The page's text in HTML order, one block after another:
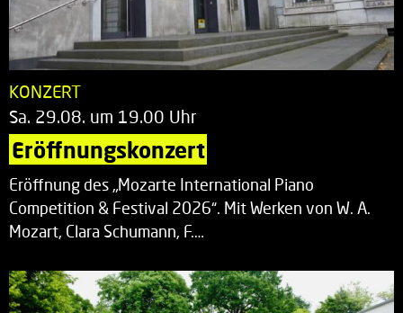
KONZERT
Sa. 29.08. um 19.00 Uhr
Eröffnungskonzert
Eröffnung des „Mozarte International Piano
Competition & Festival 2026“. Mit Werken von W. A.
Mozart, Clara Schumann, F.…